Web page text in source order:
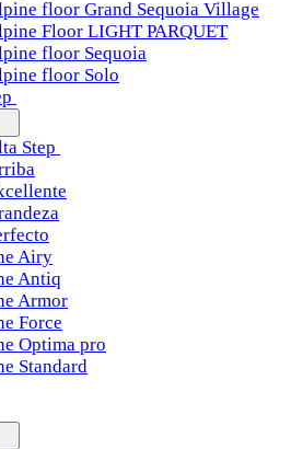
floor Grand Sequoia Village
Floor LIGHT PARQUET
floor Sequoia
floor Solo
Step
Airy
Antiq
Armor
Force
Optima pro
Standard